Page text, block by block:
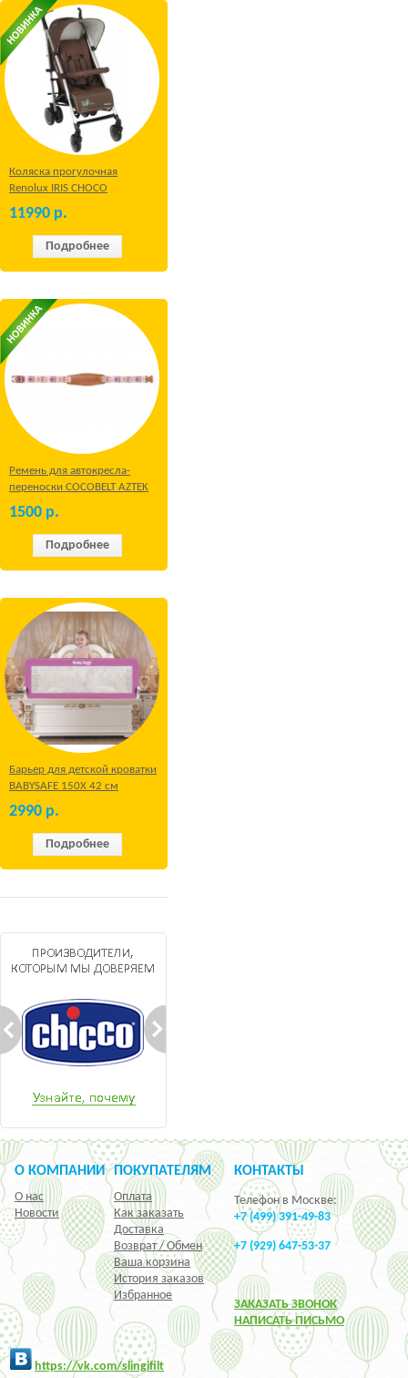
Коляска прогулочная
Renolux IRIS CHOCO
11990 р.
Подробнее
Ремень для автокресла-
переноски COCOBELT AZTEK
1500 р.
Подробнее
Барьер для детской кроватки
BABYSAFE 150Х 42 см
Бежевый
2990 р.
Подробнее
О КОМПАНИИ
О нас
Новости
ПОКУПАТЕЛЯМ
Оплата
Как заказать
Доставка
Возврат / Обмен
Ваша корзина
История заказов
Избранное
КОНТАКТЫ
Телефон в Москве:
+7 (499) 391-49-83
+7 (929) 647-53-37
ЗАКАЗАТЬ ЗВОНОК
НАПИСАТЬ ПИСЬМО
https://vk.com/slingifilt